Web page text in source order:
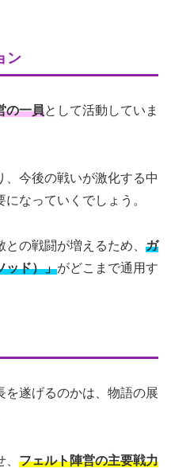
ン
の一員として活動していま
、今後の戦いが激化する中
なっていくでしょう。
の戦闘が増えるため、 ガ
ッド）」がどこまで通用す
を遂げるのかは、物語の展
フェルト陣営の主要戦力